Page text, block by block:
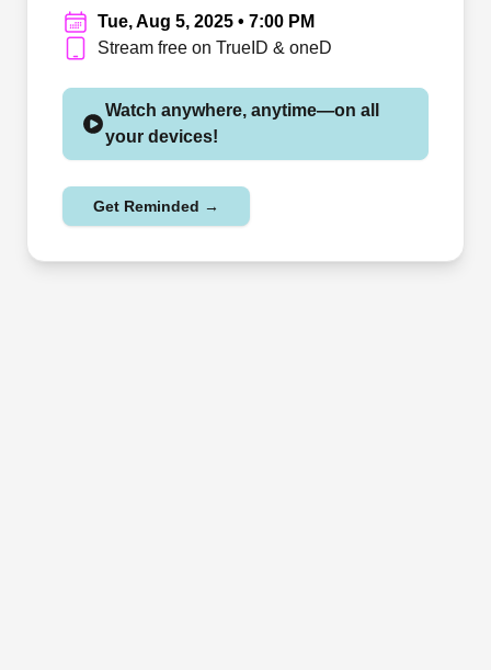
Tue, Aug 5, 2025 • 7:00 PM
Stream free on TrueID & oneD
Watch anywhere, anytime—on all
your devices!
Get Reminded →